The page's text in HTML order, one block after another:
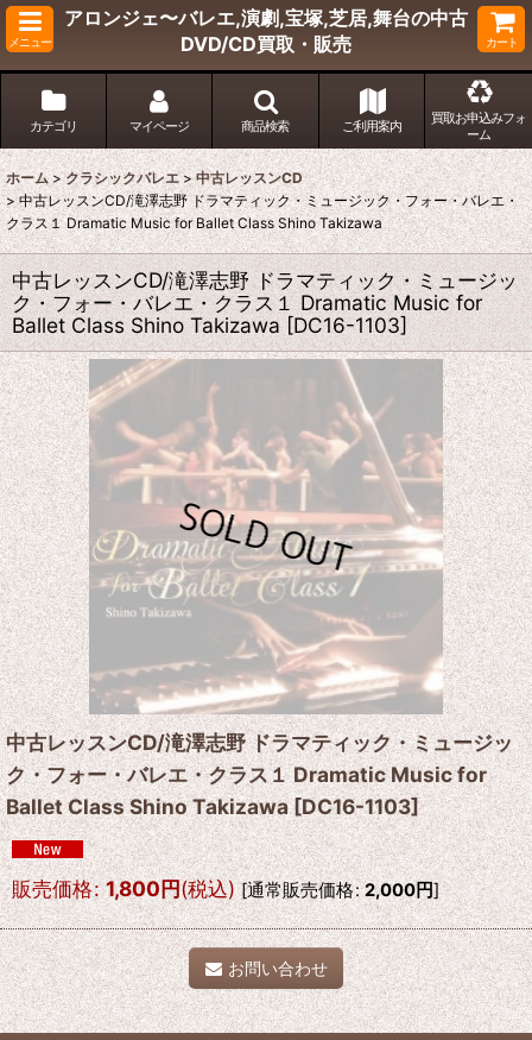
メニュー
アロンジェ〜バレエ,演劇,宝塚,芝居,舞台の中古
DVD/CD買取・販売
カート
カテゴリ マイページ 商品検索 ご利用案内
買取お申込みフォ
ーム
ホーム > クラシックバレエ > 中古レッスンCD
> 中古レッスンCD/滝澤志野 ドラマティック・ミュージック・フォー・バレエ・
クラス１ Dramatic Music for Ballet Class Shino Takizawa
中古レッスンCD/滝澤志野 ドラマティック・ミュージッ
ク・フォー・バレエ・クラス１ Dramatic Music for
Ballet Class Shino Takizawa [DC16-1103]
中古レッスンCD/滝澤志野 ドラマティック・ミュージッ
ク・フォー・バレエ・クラス１ Dramatic Music for
Ballet Class Shino Takizawa[DC16-1103]
販売価格: 1,800円(税込) [通常販売価格: 2,000円]
お問い合わせ